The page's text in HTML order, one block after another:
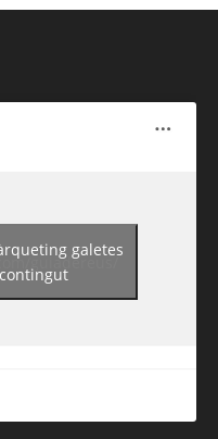
guiadereus/
galetes